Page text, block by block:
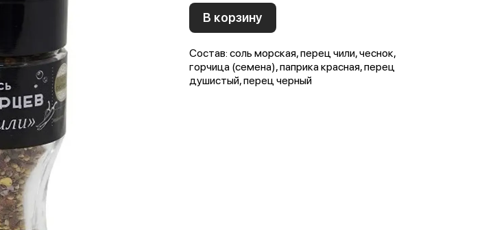
В корзину
Состав: соль морская, перец чили, чеснок,
горчица (семена), паприка красная, перец
душистый, перец черный